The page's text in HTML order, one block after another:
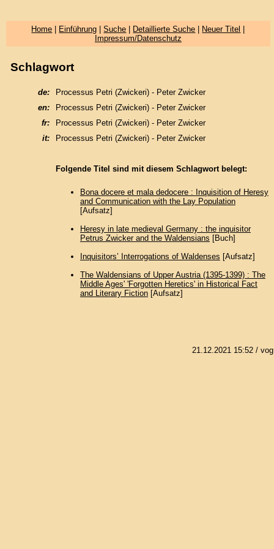
Home Einführung |Suche Detaillierte Suche Neuer Titel
Impressum/Datenschutz
Schlagwort
de:
Processus Petri (Zwickeri) - Peter Zwicker
en:
Processus Petri (Zwickeri) - Peter Zwicker
fr:
Processus Petri (Zwickeri) - Peter Zwicker
it:
Processus Petri (Zwickeri) - Peter Zwicker
Folgende Titel sind mit diesem Schlagwort belegt:
Bona docere et mala dedocere : Inquisition of Heresy
and Communication with the Lay Population
[Aufsatz]
Heresy in late medieval Germany : the inquisitor
Petrus Zwicker and the Waldensians [Buch]
Inquisitors’ Interrogations of Waldenses [Aufsatz]
The Waldensians of Upper Austria (1395-1399) : The
Middle Ages' 'Forgotten Heretics' in Historical Fact
and Literary Fiction[Aufsatz]
21.12.2021 15:52/ vog